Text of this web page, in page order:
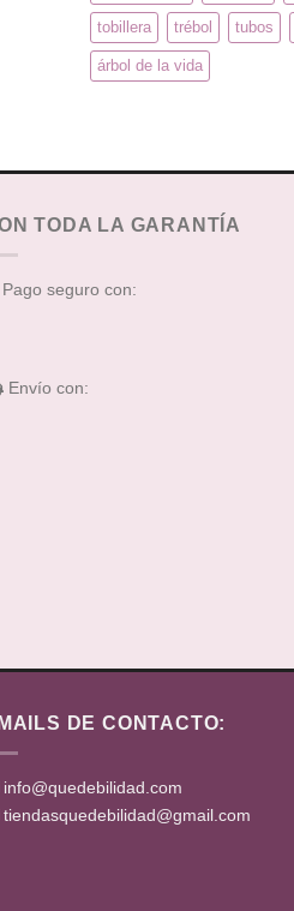
tobillera trébol tubos
árbol de la vida
TODA LA GARANTÍA
Pago seguro con:
Envío con:
DE CONTACTO:
info@quedebilidad.com
tiendasquedebilidad@gmail.com